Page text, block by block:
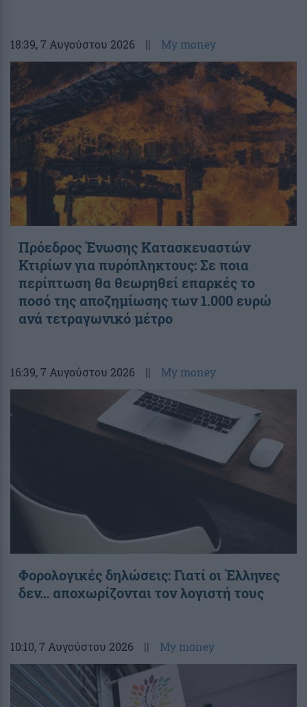
18:39, 7 Αυγούστου 2026 || My money
Πρόεδρος Ένωσης Κατασκευαστών
Κτιρίων για πυρόπληκτους: Σε ποια
περίπτωση θα θεωρηθεί επαρκές το
ποσό της αποζημίωσης των 1.000 ευρώ
ανά τετραγωνικό μέτρο
16:39, 7 Αυγούστου 2026 || My money
Φορολογικές δηλώσεις: Γιατί οι Έλληνες
δεν… αποχωρίζονται τον λογιστή τους
10:10, 7 Αυγούστου 2026 || My money